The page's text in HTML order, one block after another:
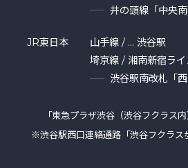
井の頭線「中央
JR東日本
山手線 / … 渋谷駅
埼京線 / 湘南新宿ラ
渋谷駅南改札「
「東急プラザ渋⾕（渋谷フクラス
※渋谷駅西口連絡通路「渋谷フクラス